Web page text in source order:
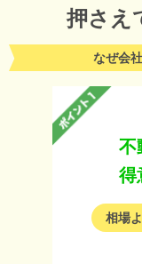
押さえ
なぜ会
不
得
相場